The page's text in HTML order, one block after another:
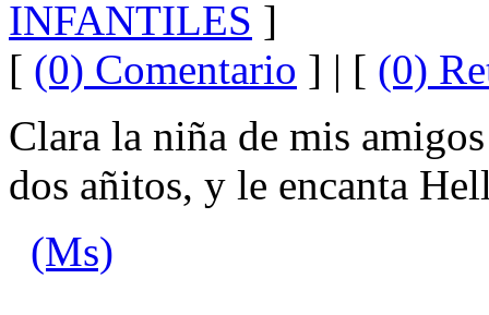
INFANTILES ]
[ (0) Comentario ] | [ (0)
Clara la niña de mis
dos añitos, y le encanta
(Ms)